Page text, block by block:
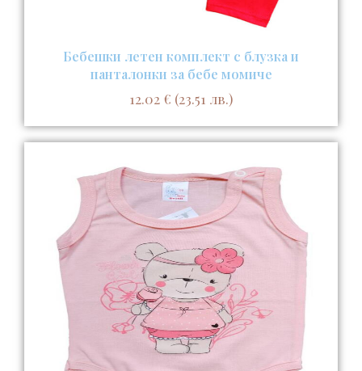
Бебешки летен комплект с блузка и
панталонки за бебе момиче
12.02 € (23.51 лв.)